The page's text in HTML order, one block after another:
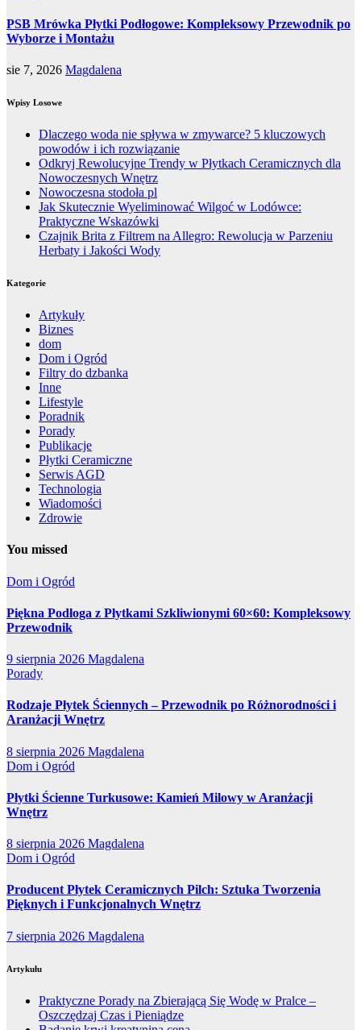
PSB Mrówka Płytki Podłogowe: Kompleksowy Przewodnik po
Wyborze i Montażu
sie 7, 2026 Magdalena
Wpisy Losowe
Dlaczego woda nie spływa w zmywarce? 5 kluczowych
powodów i ich rozwiązanie
Odkryj Rewolucyjne Trendy w Płytkach Ceramicznych dla
Nowoczesnych Wnętrz
Nowoczesna stodoła pl
Jak Skutecznie Wyeliminować Wilgoć w Lodówce:
Praktyczne Wskazówki
Czajnik Brita z Filtrem na Allegro: Rewolucja w Parzeniu
Herbaty i Jakości Wody
Kategorie
Artykuły
Biznes
dom
Dom i Ogród
Filtry do dzbanka
Inne
Lifestyle
Poradnik
Porady
Publikacje
Płytki Ceramiczne
Serwis AGD
Technologia
Wiadomości
Zdrowie
You missed
Dom i Ogród
Piękna Podłoga z Płytkami Szkliwionymi 60×60: Kompleksowy
Przewodnik
9 sierpnia 2026 Magdalena
Porady
Rodzaje Płytek Ściennych – Przewodnik po Różnorodności i
Aranżacji Wnętrz
8 sierpnia 2026 Magdalena
Dom i Ogród
Płytki Ścienne Turkusowe: Kamień Milowy w Aranżacji
Wnętrz
8 sierpnia 2026 Magdalena
Dom i Ogród
Producent Płytek Ceramicznych Pilch: Sztuka Tworzenia
Pięknych i Funkcjonalnych Wnętrz
7 sierpnia 2026 Magdalena
Artykułu
Praktyczne Porady na Zbierającą Się Wodę w Pralce –
Oszczędzaj Czas i Pieniądze